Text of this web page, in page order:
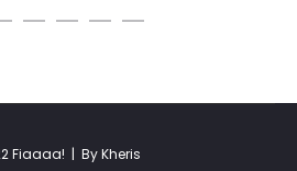
Fiaaaa! | By Kheris